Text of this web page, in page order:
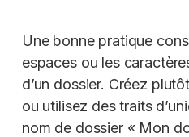
Une bonne pratique
espaces ou les
d’un dossier. Créez
ou utilisez des traits
nom de dossier « Mon